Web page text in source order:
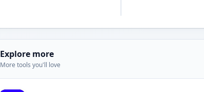
Explore more
More tools you'll love